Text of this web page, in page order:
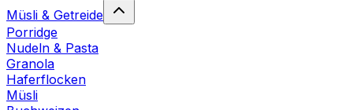
Müsli & Getreide
Porridge
Nudeln & Pasta
Granola
Haferflocken
Müsli